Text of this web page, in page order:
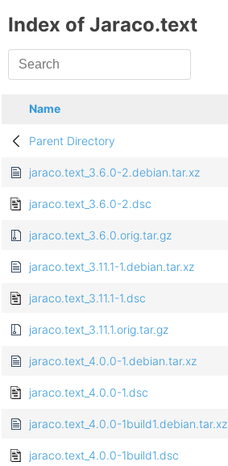
Index of Jaraco.text
Name
Parent Directory
jaraco.text_3.6.0-2.debian.tar.xz
jaraco.text_3.6.0-2.dsc
jaraco.text_3.6.0.orig.tar.gz
jaraco.text_3.11.1-1.debian.tar.xz
jaraco.text_3.11.1-1.dsc
jaraco.text_3.11.1.orig.tar.gz
jaraco.text_4.0.0-1.debian.tar.xz
jaraco.text_4.0.0-1.dsc
jaraco.text_4.0.0-1build1.debian.tar.xz
jaraco.text_4.0.0-1build1.dsc